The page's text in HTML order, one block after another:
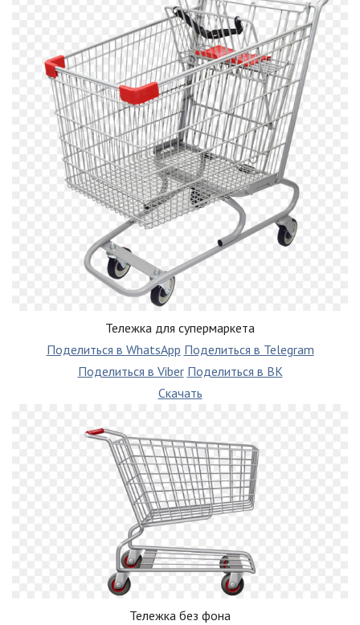
Тележка для супермаркета
Поделиться в WhatsApp Поделиться в Telegram
Поделиться в Viber Поделиться в ВК
Скачать
Тележка без фона